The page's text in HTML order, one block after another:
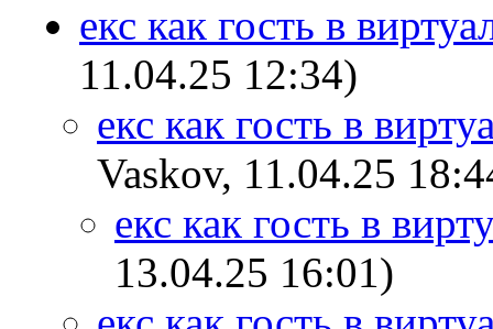
екс как гость в
11.04.25 12:34)
екс как гость в
Vaskov, 11.04.25
екс как гость в
13.04.25 16:01)